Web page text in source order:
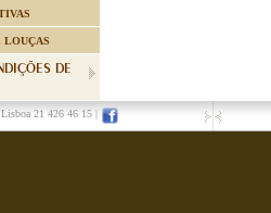
LOUÇAS
DE
Lisboa 21 426 46 15